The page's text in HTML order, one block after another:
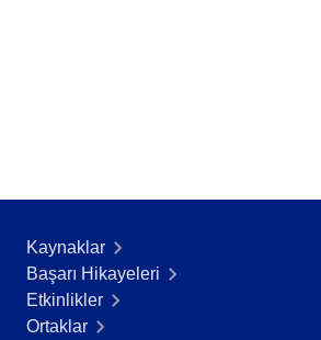
Kaynaklar
Başarı Hikayeleri​
Etkinlikler
Ortaklar